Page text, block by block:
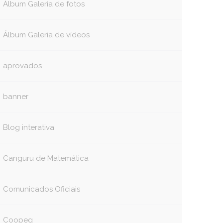
Álbum Galeria de fotos
Álbum Galeria de vídeos
aprovados
banner
Blog interativa
Canguru de Matemática
Comunicados Oficiais
Coopeg